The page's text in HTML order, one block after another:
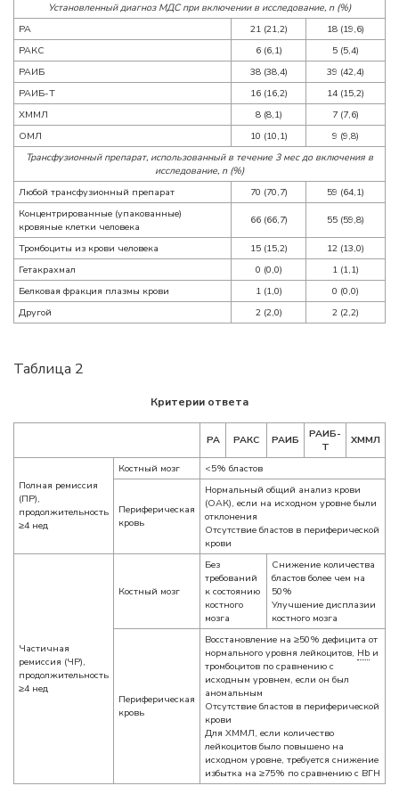
Установленный диагноз МДС при включении в исследование, n (%)
РА
21 (21,2)
18 (19,6)
РАКС
6 (6,1)
5 (5,4)
РАИБ
38 (38,4)
39 (42,4)
РАИБ-Т
16 (16,2)
14 (15,2)
ХММЛ
8 (8,1)
7 (7,6)
ОМЛ
10 (10,1)
9 (9,8)
Трансфузионный препарат, использованный в течение 3 мес до включения в
исследование, n (%)
Любой трансфузионный препарат
70 (70,7)
59 (64,1)
Концентрированные (упакованные)
кровяные клетки человека
66 (66,7) 55 (59,8)
Тромбоциты из крови человека 15 (15,2)
12 (13,0)
Гетакрахмал
0 (0,0)
1 (1,1)
Белковая фракция плазмы крови
1 (1,0)
0 (0,0)
Другой
2 (2,0) 2 (2,2)
Таблица 2
Критерии ответа
РА РАКС РАИБ
РАИБ-
Т
ХММЛ
Полная ремиссия
(ПР),
продолжительность
≥4 нед
Костный мозг <5% бластов
Периферическая
кровь
Нормальный общий анализ крови
(ОАК), если на исходном уровне были
отклонения
Отсутствие бластов в периферической
крови
Частичная
ремиссия (ЧР),
продолжительность
≥4 нед
Костный мозг
Без
требований
к состоянию
костного
мозга
Снижение количества
бластов более чем на
50%
Улучшение дисплазии
костного мозга
Периферическая
кровь
Восстановление на ≥50% дефицита от
нормального уровня лейкоцитов, Hbи
тромбоцитов по сравнению с
исходным уровнем, если он был
аномальным
Отсутствие бластов в периферической
крови
Для ХММЛ, если количество
лейкоцитов было повышено на
исходном уровне, требуется снижение
избытка на ≥75% по сравнению с ВГН